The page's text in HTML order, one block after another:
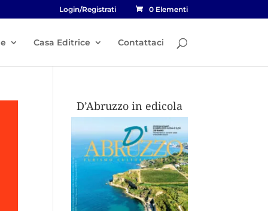
Login/Registrati 0 Elementi
Casa Editrice Contattaci
D’Abruzzo in edicola